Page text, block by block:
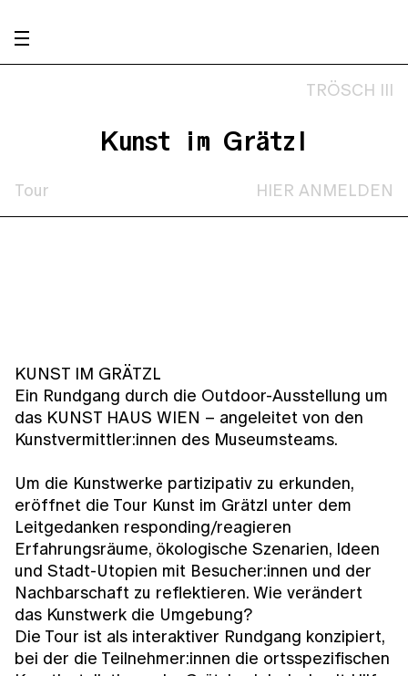
TRÖSCH III
Kunst im Grätzl
Tour HIER ANMELDEN
KUNST IM GRÄTZL
Ein Rundgang durch die Outdoor-Ausstellung um
das KUNST HAUS WIEN – angeleitet von den
Kunstvermittler:innen des Museumsteams.
Um die Kunstwerke partizipativ zu erkunden,
eröffnet die Tour Kunst im Grätzl unter dem
Leitgedanken responding/reagieren
Erfahrungsräume, ökologische Szenarien, Ideen
und Stadt-Utopien mit Besucher:innen und der
Nachbarschaft zu reflektieren. Wie verändert
das Kunstwerk die Umgebung?
Die Tour ist als interaktiver Rundgang konzipiert,
bei der die Teilnehmer:innen die ortsspezifischen